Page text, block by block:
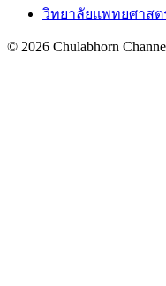
วิทยาลัยแพทยศาส
© 2026 Chulabhorn